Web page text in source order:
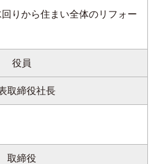
りから住まい全体のリフォー
役員
取締役社長
取締役